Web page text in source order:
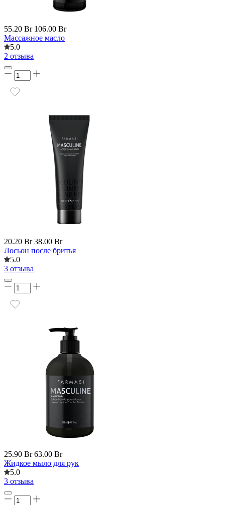
55.20 Br 106.00 Br
Массажное масло
5.0
2 отзыва
20.20 Br 38.00 Br
Лосьон после бритья
5.0
3 отзыва
25.90 Br 63.00 Br
Жидкое мыло для рук
5.0
3 отзыва